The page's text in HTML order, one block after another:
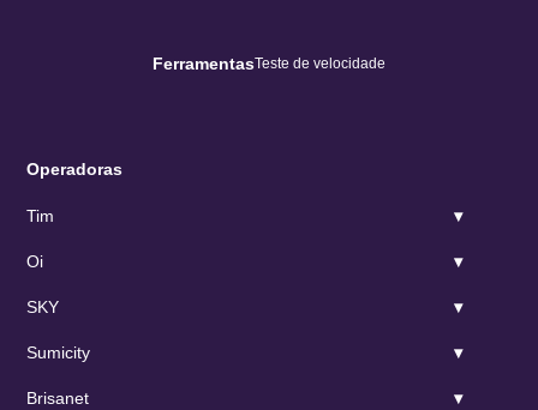
FerramentasTeste de velocidade
Operadoras
Tim
Oi
SKY
Sumicity
Brisanet